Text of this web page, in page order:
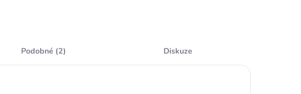
Podobné (2) Diskuze